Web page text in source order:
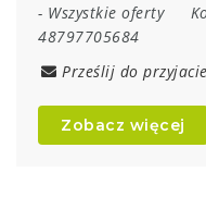
- Wszystkie oferty
48797705684
Prześlij do
Zobacz więcej